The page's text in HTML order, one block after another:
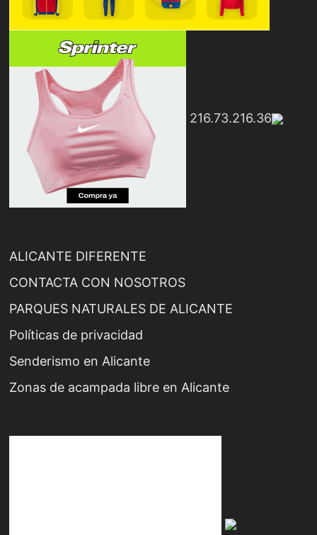
216.73.216.36
ALICANTE DIFERENTE
CONTACTA CON NOSOTROS
PARQUES NATURALES DE ALICANTE
Políticas de privacidad
Senderismo en Alicante
Zonas de acampada libre en Alicante